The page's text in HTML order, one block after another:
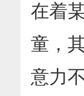
在着
童，
意力